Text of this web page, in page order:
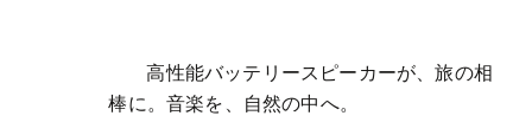
	高性能バッテリースピーカーが、旅の相
棒に。音楽を、自然の中へ。